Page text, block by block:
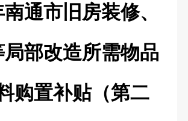
南通市旧房装修、
局部改造所需物品
购置补贴（第二